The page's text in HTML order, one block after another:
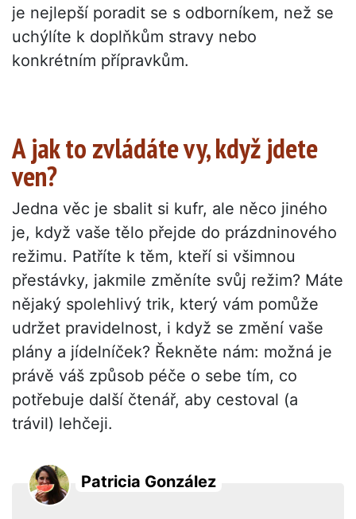
je nejlepší poradit se s odborníkem, než se
uchýlíte k doplňkům stravy nebo
konkrétním přípravkům.
A jak to zvládáte vy, když jdete
ven?
Jedna věc je sbalit si kufr, ale něco jiného
je, když vaše tělo přejde do prázdninového
režimu. Patříte k těm, kteří si všimnou
přestávky, jakmile změníte svůj režim? Máte
nějaký spolehlivý trik, který vám pomůže
udržet pravidelnost, i když se změní vaše
plány a jídelníček? Řekněte nám: možná je
právě váš způsob péče o sebe tím, co
potřebuje další čtenář, aby cestoval (a
trávil) lehčeji.
Patricia González